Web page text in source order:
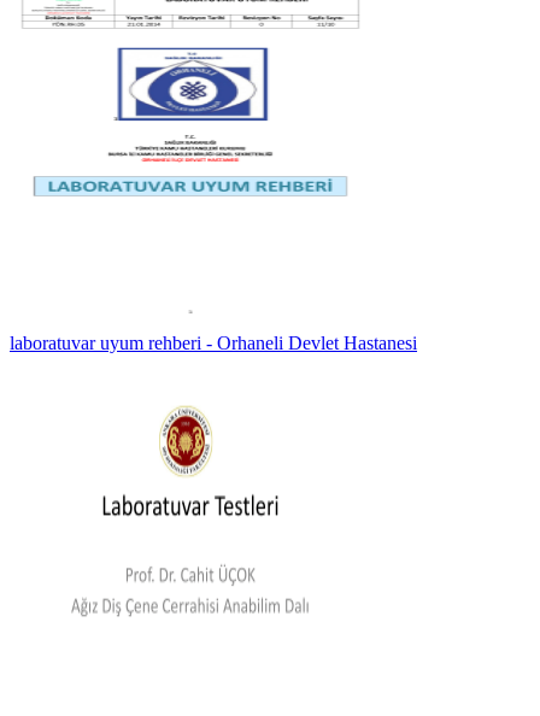
laboratuvar uyum rehberi - Orhaneli Devlet Hastanesi